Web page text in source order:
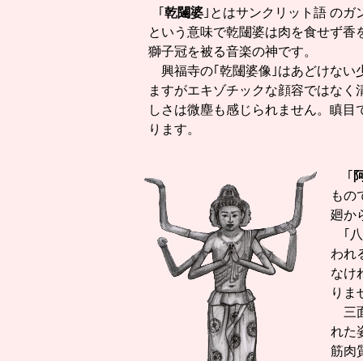
｢ 乾闥婆 ｣とはサンクリット語 の
という意味で乾闥婆は肉を食せず
獅子冠を被る音楽の神です。
興福寺の｢乾闥婆像｣はあどけない
ますがエキゾチックな顔容ではな
しさは微塵も感じられません。瞋
ります。
｢
もの
廻か
｢八
われ
なけ
りま
三
れた
筋肉